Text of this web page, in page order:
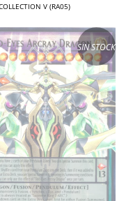
V (RA05)
SIN STOCK